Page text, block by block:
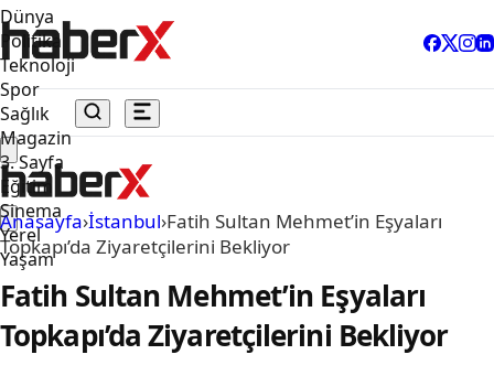
Dünya
Politika
Teknoloji
Spor
Sağlık
Magazin
3. Sayfa
Eğitim
Sinema
Yerel
Yaşam
Anasayfa›İstanbul›Fatih Sultan Mehmet’in Eşyaları
Topkapı’da Ziyaretçilerini Bekliyor
Fatih Sultan Mehmet’in Eşyaları
Topkapı’da Ziyaretçilerini Bekliyor